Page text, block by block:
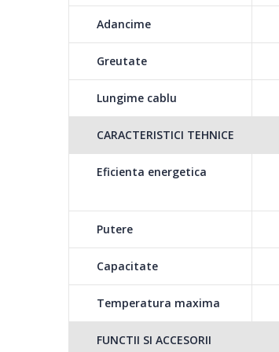
Adancime
Greutate
Lungime cablu
CARACTERISTICI TEHNICE
Eficienta energetica
Putere
Capacitate
Temperatura maxima
FUNCTII SI ACCESORII